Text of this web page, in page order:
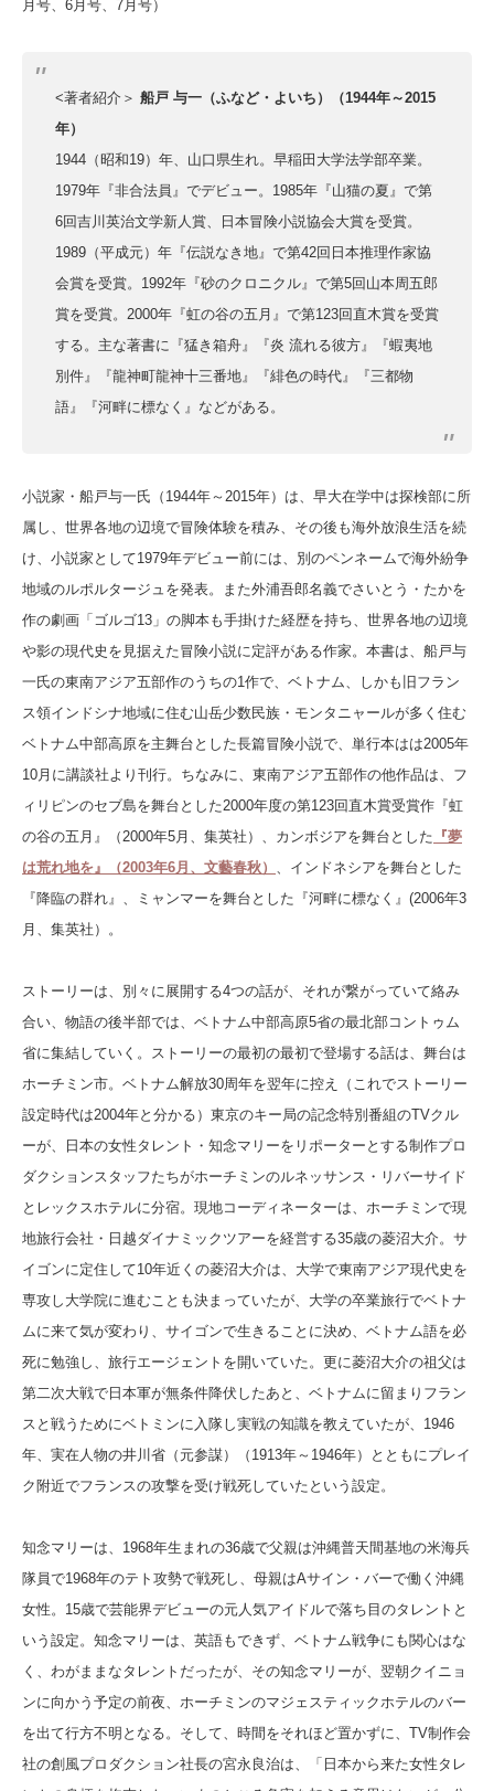
月号、6月号、7月号）
<著者紹介＞ 船戸 与一（ふなど・よいち）（1944年～2015
年）
1944（昭和19）年、山口県生れ。早稲田大学法学部卒業。
1979年『非合法員』でデビュー。 1985年『山猫の夏』で第
6回吉川英治文学新人賞、日本冒険小説協会大賞を受賞。
1989（平成元）年『伝説なき地』で第42回日本推理作家協
会賞を受賞。1992年『砂のクロニクル』で第5回山本周五郎
賞を受賞。2000年『虹の谷の五月』で第123回直木賞を受賞
する。主な著書に『猛き箱舟』『炎 流れる彼方』『蝦夷地
別件』『龍神町龍神十三番地』『緋色の時代』『三都物
語』『河畔に標なく』などがある。
小説家・船戸与一氏（1944年～2015年）は、早大在学中は探検部に所
属し、世界各地の辺境で冒険体験を積み、その後も海外放浪生活を続
け、小説家として1979年デビュー前には、別のペンネームで海外紛争
地域のルポルタージュを発表。また外浦吾郎名義でさいとう・たかを
作の劇画「ゴルゴ13」の脚本も手掛けた経歴を持ち、世界各地の辺境
や影の現代史を見据えた冒険小説に定評がある作家。 本書は、船戸与
一氏の東南アジア五部作のうちの1作で、ベトナム、しかも旧フラン
ス領インドシナ地域に住む山岳少数民族・モンタニャールが多く住む
ベトナム中部高原を主舞台とした長篇冒険小説で、単行本はは2005年
10月に講談社より刊行。ちなみに、東南アジア五部作の他作品は、フ
ィリピンのセブ島を舞台とした2000年度の第123回直木賞受賞作『虹
の谷の五月』（2000年5月、集英社）
、カンボジアを舞台とした 『夢
は荒れ地を』（2003年6月、文藝春秋）
、インドネシアを舞台とした
『降臨の群れ』、ミャンマーを舞台とした『河畔に標なく』(2006年3
月、集英社）。
ストーリーは、別々に展開する4つの話が、それが繋がっていて絡み
合い、物語の後半部では、ベトナム中部高原5省の最北部コントゥム
省に集結していく。ストーリーの最初の最初で登場する話は、舞台は
ホーチミン市。ベトナム解放30周年を翌年に控え（これでストーリー
設定時代は2004年と分かる）東京のキー局の記念特別番組のTVクル
ーが、日本の女性タレント・知念マリーをリポーターとする制作プロ
ダクションスタッフたちがホーチミンのルネッサンス・リバーサイド
とレックスホテルに分宿。現地コーディネーターは、ホーチミンで現
地旅行会社・日越ダイナミックツアーを経営する35歳の菱沼大介。サ
イゴンに定住して10年近くの菱沼大介は、大学で東南アジア現代史を
専攻し大学院に進むことも決まっていたが、大学の卒業旅行でベトナ
ムに来て気が変わり、サイゴンで生きることに決め、ベトナム語を必
死に勉強し、旅行エージェントを開いていた。更に菱沼大介の祖父は
第二次大戦で日本軍が無条件降伏したあと、ベトナムに留まりフラン
スと戦うためにベトミンに入隊し実戦の知識を教えていたが、1946
年、実在人物の井川省（元参謀）（1913年～1946年）
とともにプレイ
ク附近でフランスの攻撃を受け戦死していたという設定。
知念マリーは、1968年生まれの36歳で父親は沖縄普天間基地の米海兵
隊員で1968年のテト攻勢で戦死し、母親はAサイン・バーで働く沖縄
女性。15歳で芸能界デビューの元人気アイドルで落ち目のタレントと
いう設定。知念マリーは、英語もできず、ベトナム戦争にも関心はな
く、わがままなタレントだったが、その知念マリーが、翌朝クイニョ
ンに向かう予定の前夜、ホーチミンのマジェスティックホテルのバー
を出て行方不明となる。そして、時間をそれほど置かずに、TV制作会
社の創風プロダクション社長の宮永良治は、「日本から来た女性タレ